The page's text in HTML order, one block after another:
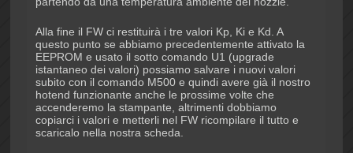
Alla fine il FW ci restituirà i tre valori Kp, Ki e Kd. A
questo punto se abbiamo precedentemente attivato la
EEPROM e usato il sotto comando U1 (upgrade
istantaneo dei valori) possiamo salvare i nuovi valori
subito con il comando M500 e quindi avere già il nostro
hotend funzionante anche le prossime volte che
accenderemo la stampante, altrimenti dobbiamo
copiarci i valori e metterli nel FW ricompilare il tutto e
scaricalo nella nostra scheda.